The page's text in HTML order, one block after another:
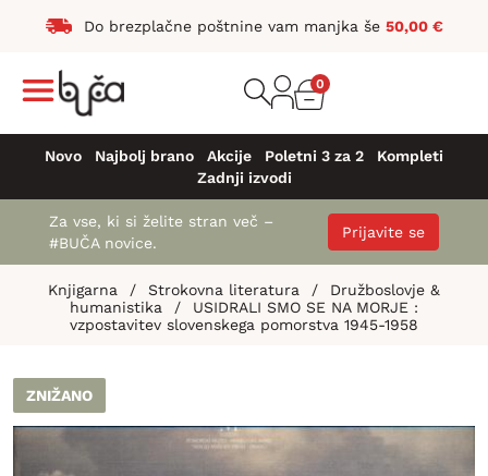
Do brezplačne poštnine vam manjka še 50,00 €
0
Novo Najbolj brano Akcije Poletni 3 za 2
Kompleti
Zadnji izvodi
Za vse, ki si želite stran več –
#BUČA novice.
Prijavite se
Knjigarna / Strokovna literatura /
Družboslovje &
humanistika
/
USIDRALI SMO SE NA MORJE :
vzpostavitev slovenskega pomorstva 1945-1958
ZNIŽANO